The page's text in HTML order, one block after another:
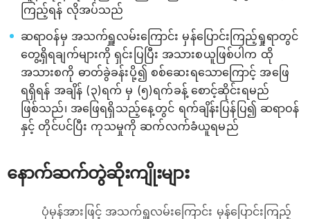
ကြည့်ရန် လိုအပ်သည်
ဆရာဝန်မှ အသက်ရှူလမ်းကြောင်း မှန်ပြောင်းကြည့်ရှုရာတွင်
တွေ့ရှိရချက်များကို ရှင်းပြပြီး အသားစယူဖြစ်ပါက ထို
အသားစကို ဓာတ်ခွဲခန်းပို့၍ စစ်ဆေးရသောကြောင့် အဖြေ
ရရှိရန် အချိန် (၃)ရက် မှ (၅)ရက်ခန့် စောင့်ဆိုင်းရမည်
ဖြစ်သည်၊ အဖြေရရှိသည့်နေ့တွင် ရက်ချိန်းပြန်ပြ၍ ဆရာဝန်
နှင့် တိုင်ပင်ပြီး ကုသမှုကို ဆက်လက်ခံယူရမည်
နောက်ဆက်တွဲဆိုးကျိုးများ
ပုံမှန်အားဖြင့် အသက်ရှူလမ်းကြောင်း မှန်ပြောင်းကြည့်